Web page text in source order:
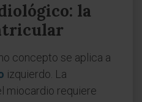
la
concepto se aplica a
izquierdo. La
miocardio requiere